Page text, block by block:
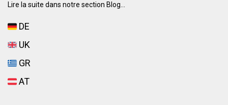
Lire la suite dans notre section Blog...
DE
UK
GR
AT